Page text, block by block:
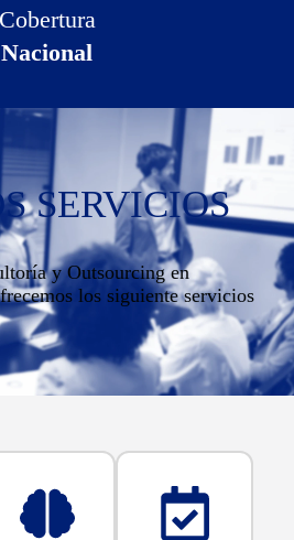
Cobertura
Nacional
SERVICIOS
y Outsourcing en
los siguiente servicios